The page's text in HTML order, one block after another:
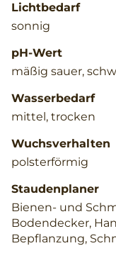
Lichtbedarf
sonnig
pH-Wert
mäßig sauer,
Wasserbedarf
mittel, trocken
Wuchsverhalten
polsterförmig
Staudenplaner
Bienen- und
Bodendecker,
Bepflanzung,